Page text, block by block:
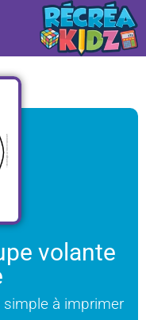
volante
à imprimer